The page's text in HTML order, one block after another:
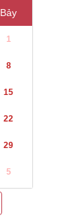
Bảy
1
8
15
22
29
5